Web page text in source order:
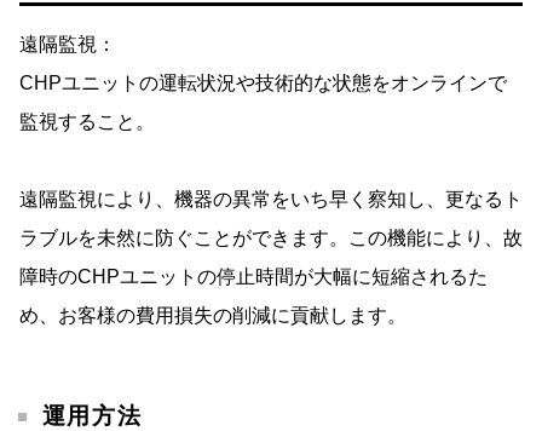
遠隔監視：
CHPユニットの運転状況や技術的な状態をオンラインで
監視すること。
遠隔監視により、機器の異常をいち早く察知し、更なるト
ラブルを未然に防ぐことができます。この機能により、故
障時のCHPユニットの停止時間が大幅に短縮されるた
め、お客様の費用損失の削減に貢献します。
運用方法